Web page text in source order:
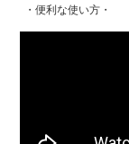
・便利な使い方・